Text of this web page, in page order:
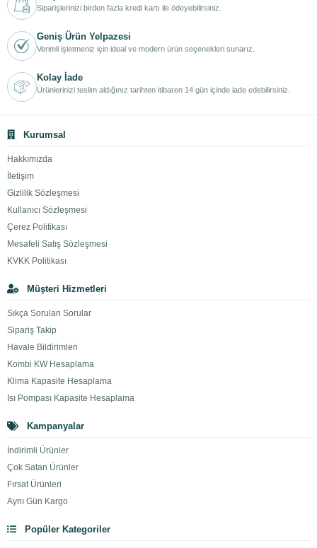
Siparişlerinizi birden fazla kredi kartı ile ödeyebilirsiniz.
Geniş Ürün Yelpazesi
Verimli işletmeniz için ideal ve modern ürün seçenekleri sunarız.
Kolay İade
Ürünlerinizi teslim aldığınız tarihten itibaren 14 gün içinde iade edebilirsiniz.
Kurumsal
Hakkımızda
İletişim
Gizlilik Sözleşmesi
Kullanıcı Sözleşmesi
Çerez Politikası
Mesafeli Satış Sözleşmesi
KVKK Politikası
Müşteri Hizmetleri
Sıkça Sorulan Sorular
Sipariş Takip
Havale Bildirimleri
Kombi KW Hesaplama
Klima Kapasite Hesaplama
Isı Pompası Kapasite Hesaplama
Kampanyalar
İndirimli Ürünler
Çok Satan Ürünler
Fırsat Ürünleri
Aynı Gün Kargo
Popüler Kategoriler